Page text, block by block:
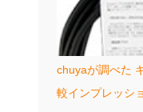
chuyaが調べた
較インプレッシ